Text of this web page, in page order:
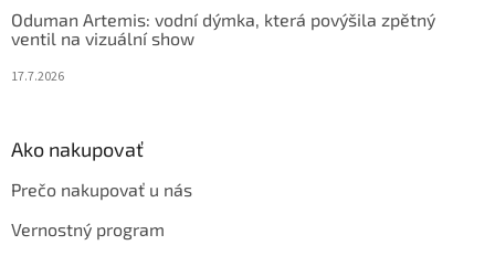
Oduman Artemis: vodní dýmka, která povýšila zpětný
ventil na vizuální show
17.7.2026
Ako nakupovať
Prečo nakupovať u nás
Vernostný program